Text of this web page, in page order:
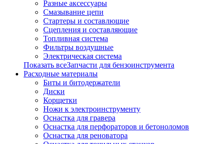
Разные аксессуары
Смазывание цепи
Стартеры и составлющие
Сцепления и составляющие
Топливная система
Фильтры воздушные
Электрическая система
Показать всеЗапчасти для бензоинструмента
Расходные материалы
Биты и битодержатели
Диски
Корщетки
Ножи к электроинструменту
Оснастка для гравера
Оснастка для перфораторов и бетоноломов
Оснастка для реноватора